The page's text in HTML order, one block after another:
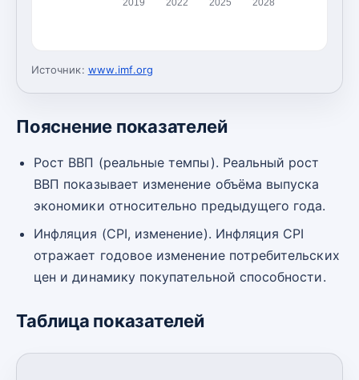
Источник: www.imf.org
Пояснение показателей
Рост ВВП (реальные темпы). Реальный рост
ВВП показывает изменение объёма выпуска
экономики относительно предыдущего года.
Инфляция (CPI, изменение). Инфляция CPI
отражает годовое изменение потребительских
цен и динамику покупательной способности.
Таблица показателей